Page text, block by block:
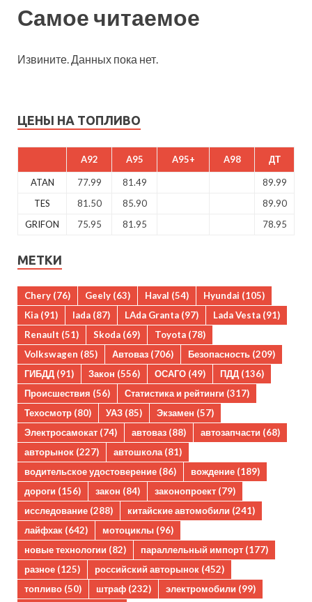
Самое читаемое
Извините. Данных пока нет.
ЦЕНЫ НА ТОПЛИВО
A92 A95 A95+ A98 ДТ
ATAN 77.99 81.49
89.99
TES
81.50 85.90
89.90
GRIFON
75.95 81.95 78.95
МЕТКИ
Chery (76) Geely (63) Haval (54) Hyundai (105)
Kia (91) lada (87) LAda Granta (97) Lada Vesta (91)
Renault (51) Skoda (69) Toyota (78)
Volkswagen (85) Автоваз (706) Безопасность (209)
ГИБДД (91) Закон (556) ОСАГО (49) ПДД (136)
Происшествия (56) Статистика и рейтинги (317)
Техосмотр (80) УАЗ (85) Экзамен (57)
Электросамокат (74) автоваз (88) автозапчасти (68)
авторынок (227) автошкола(81)
водительское удостоверение (86) вождение (189)
дороги (156) закон (84) законопроект (79)
исследование (288) китайские автомобили (241)
лайфхак (642) мотоциклы (96)
новые технологии (82) параллельный импорт (177)
разное (125) российский авторынок (452)
топливо (50) штраф (232) электромобили (99)